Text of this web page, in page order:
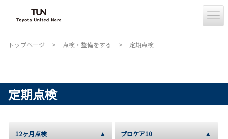
トップページ 点検・整備をする 定期点検
定期点検
12ヶ月点検 プロケア10